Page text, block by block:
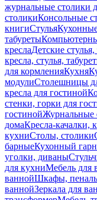
журнальные столики
столикиКонсольные
книгиСтулья
табуреты
креслаДетские
кресла, стулья,
для кормленияКухня
модулиСтолешницы
кресла для гостиной
стенки, горки для
гостинойЖурнальные
домаКресла-качалки,
кухниСтолы, столики
барныеКухонный
уголки, диваны
для кухниМебель для
ваннойШкафы,
ваннойЗеркала для